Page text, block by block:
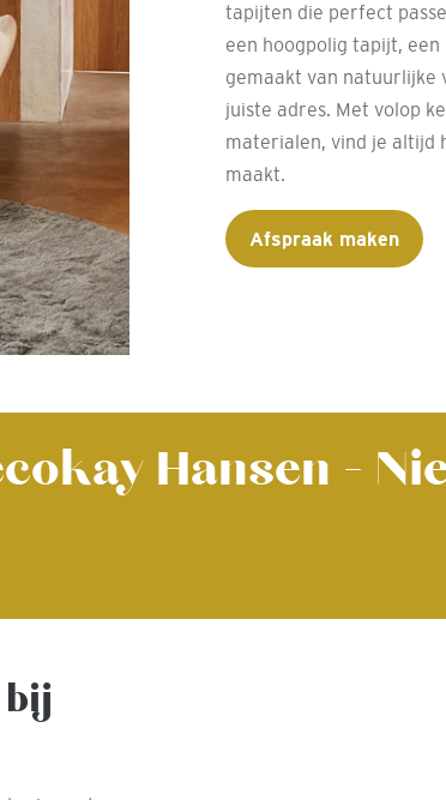
tapijten die perfect
een hoogpolig tapijt,
gemaakt van natuurlijke
juiste adres. Met volop
materialen, vind je altijd
maakt.
Afspraak maken
Hansen -